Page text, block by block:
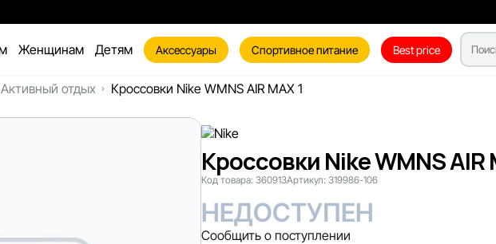
Женщинам Детям Аксессуары Спортивное питание Best price
Активный отдых
Кроссовки Nike WMNS AIR MAX 1
Кроссовки Nike WMNS
Код товара: 360913Артикул: 319986-106
НЕДОСТУПЕН
Сообщить о поступлении